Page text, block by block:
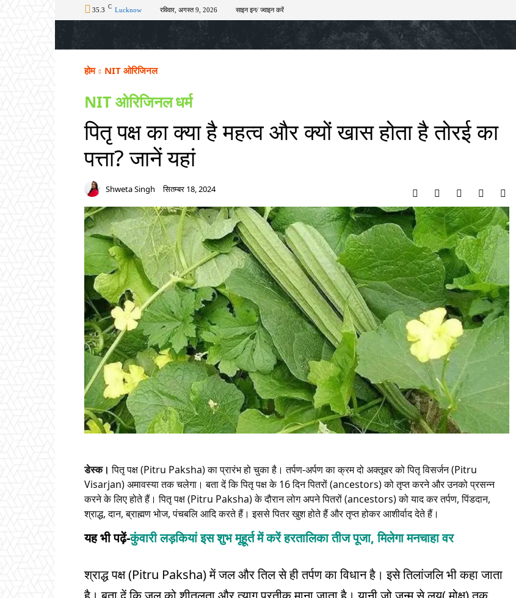
35.3 C Lucknow रविवार, अगस्त 9, 2026 साइन इन/ ज्वाइन करें
अपराध चुनाव खेल टेक – ऑटो राज्य मनोरंजन लाइफस्टाइल
होम NIT ओरिजिनल
NIT ओरिजिनलधर्म
पितृ पक्ष का क्या है महत्व और क्यों खास होता है तोरई का
पत्ता? जानें यहां
Shweta Singh सितम्बर 18, 2024
डेस्क। पितृ पक्ष (Pitru Paksha) का प्रारंभ हो चुका है। तर्पण-अर्पण का क्रम दो अक्तूबर को पितृ विसर्जन (Pitru
Visarjan) अमावस्या तक चलेगा। बता दें कि पितृ पक्ष के 16 दिन पितरों (ancestors) को तृप्त करने और उनको प्रसन्न
करने के लिए होते हैं। पितृ पक्ष (Pitru Paksha) के दौरान लोग अपने पितरों (ancestors) को याद कर तर्पण, पिंडदान,
श्राद्ध, दान, ब्राह्मण भोज, पंचबलि आदि करते हैं। इससे पितर खुश होते हैं और तृप्त होकर आशीर्वाद देते हैं।
यह भी पढ़ें-कुंवारी लड़कियां इस शुभ मूहूर्त में करें हरतालिका तीज पूजा, मिलेगा मनचाहा वर
श्राद्ध पक्ष (Pitru Paksha) में जल और तिल से ही तर्पण का विधान है। इसे तिलांजलि भी कहा जाता